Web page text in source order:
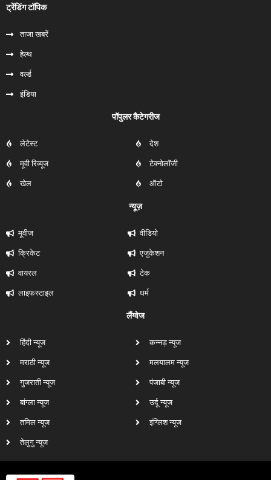
ट्रेंडिंग टॉपिक
ताजा खबरें
हेल्‍थ
वर्ल्ड
इंडिया
पॉपुलर कैटेगरीज
लेटेस्ट
मूवी रिव्यूज
खेल
देश
टेक्नोलॉजी
ऑटो
न्यूज़
मूवीज
क्रिकेट
वायरल
लाइफस्टाइल
वीडियो
एजुकेशन
टेक
धर्म
लैंग्वेज
हिंदी न्यूज
मराठी न्यूज
गुजराती न्यूज
बांग्ला न्यूज
तमिल न्यूज
तेलुगु न्यूज
कन्नड़ न्यूज
मलयालम न्यूज
पंजाबी न्यूज
उर्दू न्यूज
इंग्लिश न्यूज